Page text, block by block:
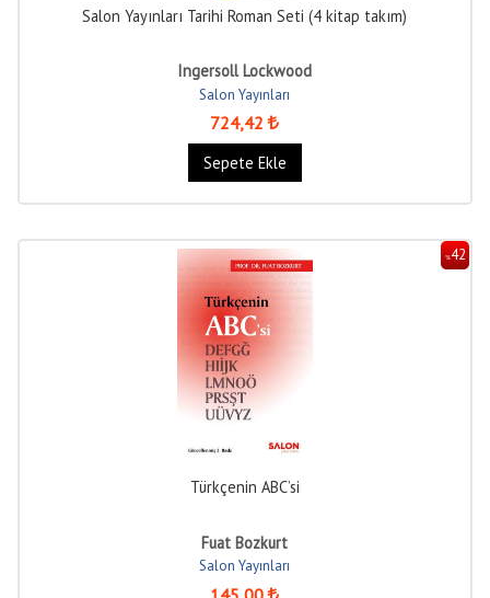
Salon Yayınları Tarihi Roman Seti (4 kitap takım)
Ingersoll Lockwood
Salon Yayınları
724,42
Sepete Ekle
%42
Türkçenin ABC’si
Fuat Bozkurt
Salon Yayınları